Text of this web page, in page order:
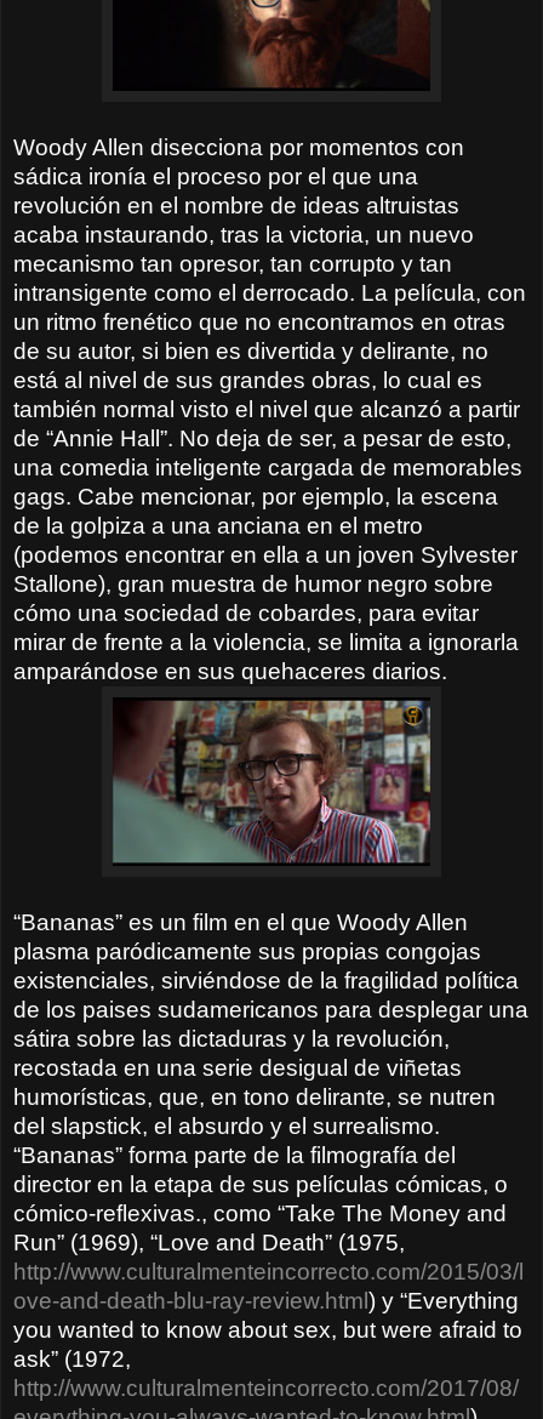
Woody Allen disecciona por momentos con
sádica ironía el proceso por el que una
revolución en el nombre de ideas altruistas
acaba instaurando, tras la victoria, un nuevo
mecanismo tan opresor, tan corrupto y tan
intransigente como el derrocado. La película, con
un ritmo frenético que no encontramos en otras
de su autor, si bien es divertida y delirante, no
está al nivel de sus grandes obras, lo cual es
también normal visto el nivel que alcanzó a partir
de “Annie Hall”. No deja de ser, a pesar de esto,
una comedia inteligente cargada de memorables
gags. Cabe mencionar, por ejemplo, la escena
de la golpiza a una anciana en el metro
(podemos encontrar en ella a un joven Sylvester
Stallone), gran muestra de humor negro sobre
cómo una sociedad de cobardes, para evitar
mirar de frente a la violencia, se limita a ignorarla
amparándose en sus quehaceres diarios.
“Bananas” es un film en el que Woody Allen
plasma paródicamente sus propias congojas
existenciales, sirviéndose de la fragilidad política
de los paises sudamericanos para desplegar una
sátira sobre las dictaduras y la revolución,
recostada en una serie desigual de viñetas
humorísticas, que, en tono delirante, se nutren
del slapstick, el absurdo y el surrealismo.
“Bananas” forma parte de la filmografía del
director en la etapa de sus películas cómicas, o
cómico-reflexivas., como “Take The Money and
Run” (1969), “Love and Death” (1975,
http://www.culturalmenteincorrecto.com/2015/03/l
ove-and-death-blu-ray-review.html) y “Everything
you wanted to know about sex, but were afraid to
ask” (1972,
http://www.culturalmenteincorrecto.com/2017/08/